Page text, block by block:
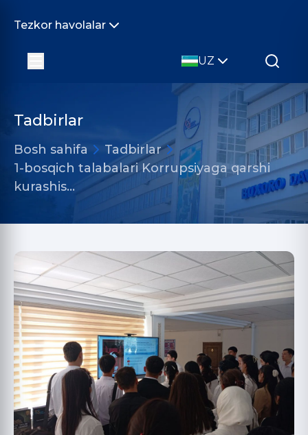
Tezkor havolalar
UZ
Tadbirlar
Bosh sahifa
Tadbirlar
1-bosqich talabalari Korrupsiyaga qarshi
kurashis…